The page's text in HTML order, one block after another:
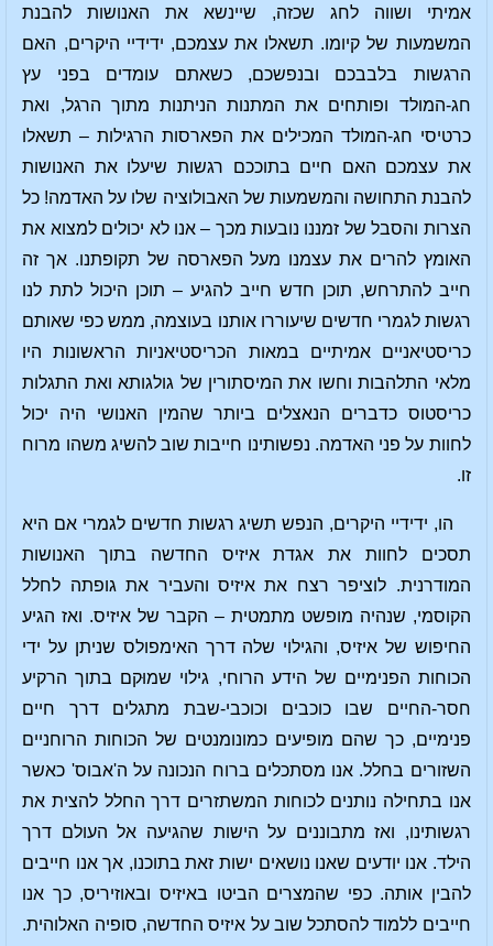
אמיתי ושווה לחג שכזה, שיינשא את האנושות להבנת
המשמעות של קיומו. תשאלו את עצמכם, ידידיי היקרים, האם
הרגשות בלבבכם ובנפשכם, כשאתם עומדים בפני עץ
חג-המולד ופותחים את המתנות הניתנות מתוך הרגל, ואת
כרטיסי חג-המולד המכילים את הפארסות הרגילות – תשאלו
את עצמכם האם חיים בתוככם רגשות שיעלו את האנושות
להבנת התחושה והמשמעות של האבולוציה שלו על האדמה! כל
הצרות והסבל של זמננו נובעות מכך – אנו לא יכולים למצוא את
האומץ להרים את עצמנו מעל הפארסה של תקופתנו. אך זה
חייב להתרחש, תוכן חדש חייב להגיע – תוכן היכול לתת לנו
רגשות לגמרי חדשים שיעוררו אותנו בעוצמה, ממש כפי שאותם
כריסטיאניים אמיתיים במאות הכריסטיאניות הראשונות היו
מלאי התלהבות וחשו את המיסתורין של גולגותא ואת התגלות
כריסטוס כדברים הנאצלים ביותר שהמין האנושי היה יכול
לחוות על פני האדמה. נפשותינו חייבות שוב להשיג משהו מרוח
זו.
הו, ידידיי היקרים, הנפש תשיג רגשות חדשים לגמרי אם היא
תסכים לחוות את אגדת איזיס החדשה בתוך האנושות
המודרנית. לוציפר רצח את איזיס והעביר את גופתה לחלל
הקוסמי, שנהיה מופשט מתמטית – הקבר של איזיס. ואז הגיע
החיפוש של איזיס, והגילוי שלה דרך האימפולס שניתן על ידי
הכוחות הפנימיים של הידע הרוחי, גילוי שמוּקם בתוך הרקיע
חסר-החיים שבו כוכבים וכוכבי-שבת מתגלים דרך חיים
פנימיים, כך שהם מופיעים כמונומנטים של הכוחות הרוחניים
השזורים בחלל. אנו מסתכלים ברוח הנכונה על ה'אבוס' כאשר
אנו בתחילה נותנים לכוחות המשתזרים דרך החלל להצית את
רגשותינו, ואז מתבוננים על הישות שהגיעה אל העולם דרך
הילד. אנו יודעים שאנו נושאים ישות זאת בתוכנו, אך אנו חייבים
להבין אותה. כפי שהמצרים הביטו באיזיס ובאוזיריס, כך אנו
חייבים ללמוד להסתכל שוב על איזיס החדשה, סופיה האלוהית.